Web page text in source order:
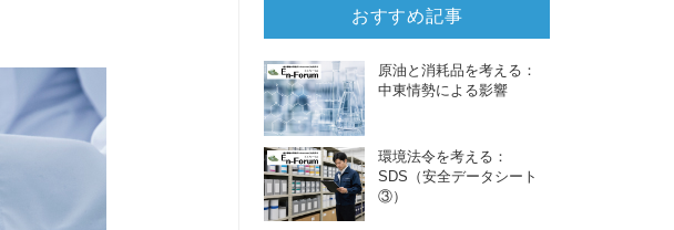
おすすめ記事
原油と消耗品を考える：
中東情勢による影響
環境法令を考える：
SDS（安全データシート
③）